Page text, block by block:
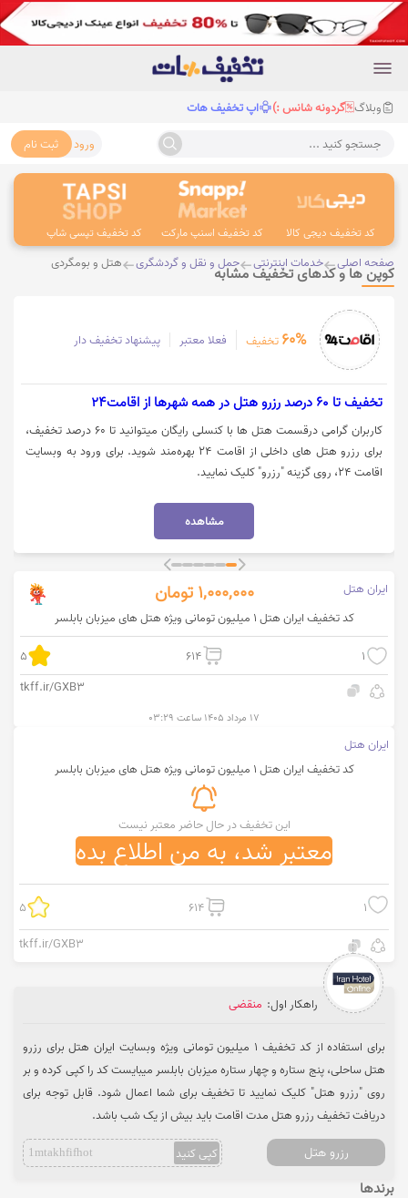
وبلاگ گردونه شانس :) اپ تخفیف هات
جستجو کنید ... ورود ثبت نام
کد تخفیف دیجی کالا کد تخفیف اسنپ مارکت کد تخفیف تپسی شاپ
صفحه اصلی خدمات اینترنتی حمل و نقل و گردشگری هتل و بومگردی
کوپن ها و کدهای تخفیف مشابه
60% تخفیف فعلا معتبر پیشنهاد تخفیف دار
تخفیف تا 60 درصد رزرو هتل در همه شهرها از اقامت24
کاربران گرامی درقسمت هتل ها با کنسلی رایگان میتوانید تا 60 درصد تخفیف،
برای رزرو هتل های داخلی از اقامت 24 بهره‌مند شوید. برای ورود به وبسایت
اقامت 24، روی گزینه "رزرو" کلیک نمایید.
مشاهده
ایران هتل 1,000,000 تومان
کد تخفیف ایران هتل 1 میلیون تومانی ویژه هتل های میزبان بابلسر
1
614
5
tkff.ir/GXB3
۱۷ مرداد ۱۴۰۵ ساعت ۰۳:۲۹
ایران هتل
کد تخفیف ایران هتل 1 میلیون تومانی ویژه هتل های میزبان بابلسر
این تخفیف در حال حاضر معتبر نیست
معتبر شد، به من اطلاع بده
1
614
5
tkff.ir/GXB3
راهکار اول: منقضی
برای استفاده از کد تخفیف 1 میلیون تومانی ویژه وبسایت ایران هتل برای رزرو
هتل ساحلی، پنج ستاره و چهار ستاره میزبان بابلسر میبایست کد را کپی کرده و بر
روی "رزرو هتل" کلیک نمایید تا تخفیف برای شما اعمال شود. قابل توجه برای
دریافت تخفیف رزرو هتل مدت اقامت باید بیش از یک شب باشد.
رزرو هتل کپی کنید 1mtakhfifhot
برندها